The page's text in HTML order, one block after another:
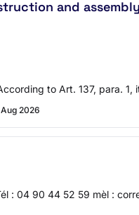
and
to Art. 137, para.
Aug 2026
: 04 90 44 52 59 mèl :